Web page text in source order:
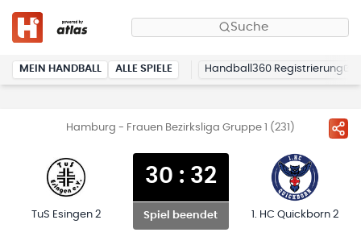
Suche
MEIN HANDBALL ALLE SPIELE Handball360 Registrierung
Hamburg - Frauen Bezirksliga Gruppe 1 (231)
TuS Esingen 2
30 : 32
Spiel beendet 1. HC Quickborn 2